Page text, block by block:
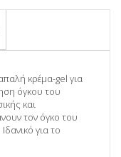
κρέμα-gel για
όγκου του
και
τον όγκο του
για το